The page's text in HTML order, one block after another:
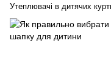
Утеплювачі в дитячих